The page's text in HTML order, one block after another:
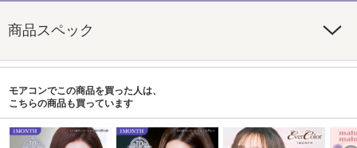
商品スペック
モアコンでこの商品を買った人は、
こちらの商品も買っています